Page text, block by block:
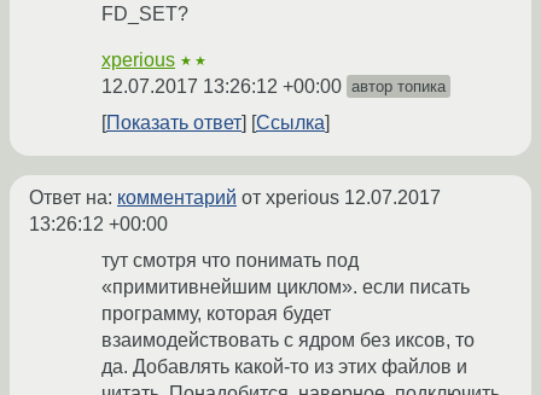
FD_SET?
xperious ★★
12.07.2017 13:26:12 +00:00 автор топика
Показать ответ Ссылка
Ответ на: комментарий от xperious 12.07.2017
13:26:12 +00:00
тут смотря что понимать под
«примитивнейшим циклом». если писать
программу, которая будет
взаимодействовать с ядром без иксов, то
да. Добавлять какой-то из этих файлов и